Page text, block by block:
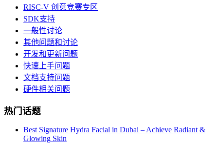
RISC-V 创意竞赛专区
SDK支持
一般性讨论
其他问题和讨论
开发和更新问题
快速上手问题
文档支持问题
硬件相关问题
热门话题
Best Signature Hydra Facial in Dubai – Achieve Radiant &
Glowing Skin